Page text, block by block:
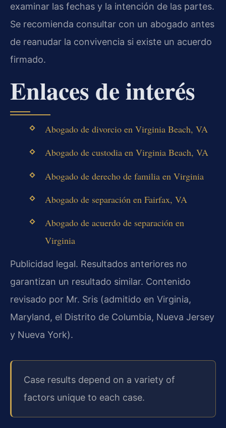
examinar las fechas y la intención de las partes.
Se recomienda consultar con un abogado antes
de reanudar la convivencia si existe un acuerdo
firmado.
Enlaces de interés
Abogado de divorcio en Virginia Beach, VA
Abogado de custodia en Virginia Beach, VA
Abogado de derecho de familia en Virginia
Abogado de separación en Fairfax, VA
Abogado de acuerdo de separación en
Virginia
Publicidad legal. Resultados anteriores no
garantizan un resultado similar. Contenido
revisado por Mr. Sris (admitido en Virginia,
Maryland, el Distrito de Columbia, Nueva Jersey
y Nueva York).
Case results depend on a variety of
factors unique to each case.